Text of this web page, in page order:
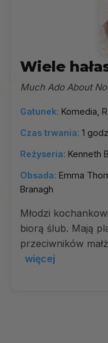
Wiele
Much Ado About
Gatunek: Komedia,
Czas trwania: 1
Reżyseria: Kenneth
Obsada: Emma
Branagh
Młodzi
biorą ślub. Mają
przeciwników
więcej